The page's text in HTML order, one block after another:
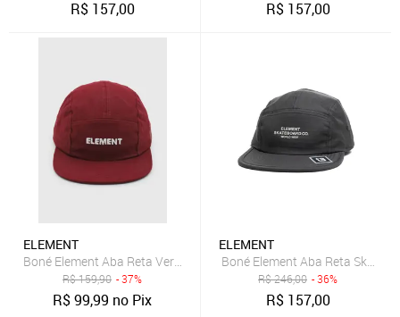
R$ 157,00 R$ 157,00
ELEMENT
Boné Element Aba Reta Vermelho
R$159,90 - 37%
R$99,99 no Pix
ELEMENT
Boné Element Aba Reta
R$246,00 - 36%
R$ 157,00